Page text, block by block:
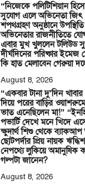
“নিজেকে পলিটিশিয়ান
সুযোগ এলে অভিনেতা জিৎ
শপথগ্রহণ অনুষ্ঠানে
অভিনেতার রাজনীতিতে
এবার মুখ খুললেন টলিউড
দীর্ঘদিনের পরিষ্কার ইমেজ
কি হাত মেলাবেন গেরুয়া
August 8, 2026
“একবার টানা দু’দিন
দিয়ে পরের বাড়ির
ভাত এনেছিলেন মা!”
পভার্টি দেখে মনে খিদে
ক্ষুদার্থ শিশু থেকে
ছোটপর্দার প্রিয় নায়ক
নেপথ্যে লুকিয়ে অমানুষিক
গল্পটা জানেন?
August 8, 2026